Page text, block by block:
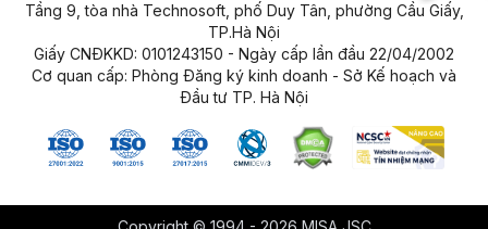
Tầng 9, tòa nhà Technosoft, phố Duy Tân, phường Cầu Giấy,
TP.Hà Nội
Giấy CNĐKKD: 0101243150 - Ngày cấp lần đầu 22/04/2002
Cơ quan cấp: Phòng Đăng ký kinh doanh - Sở Kế hoạch và
Đầu tư TP. Hà Nội